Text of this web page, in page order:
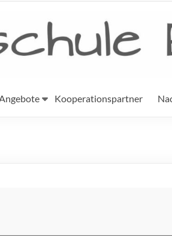
Angebote Kooperationspartner